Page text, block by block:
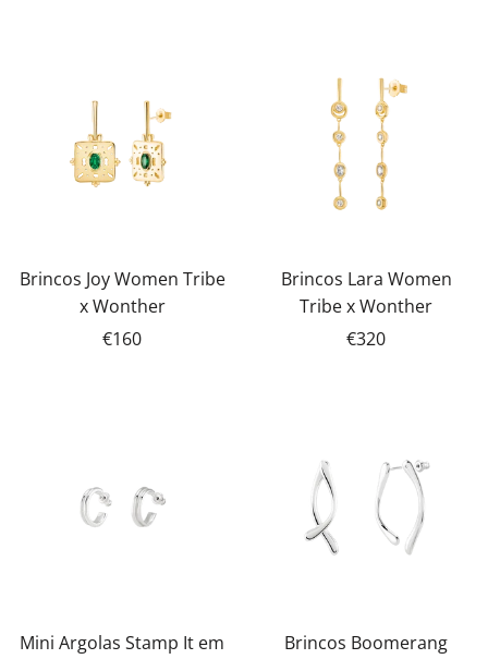
Brincos Joy Women Tribe
x Wonther
€160
Brincos Lara Women
Tribe x Wonther
€320
Mini Argolas Stamp It em
Brincos Boomerang